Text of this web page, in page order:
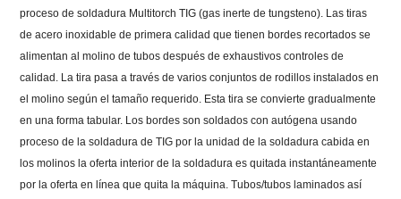
proceso de soldadura Multitorch TIG (gas inerte de tungsteno). Las tiras
de acero inoxidable de primera calidad que tienen bordes recortados se
alimentan al molino de tubos después de exhaustivos controles de
calidad. La tira pasa a través de varios conjuntos de rodillos instalados en
el molino según el tamaño requerido. Esta tira se convierte gradualmente
en una forma tabular. Los bordes son soldados con autógena usando
proceso de la soldadura de TIG por la unidad de la soldadura cabida en
los molinos la oferta interior de la soldadura es quitada instantáneamente
por la oferta en línea que quita la máquina. Tubos/tubos laminados así